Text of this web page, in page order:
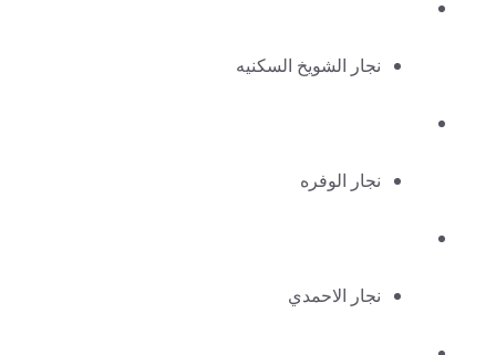
نجار الشويخ السكنيه
نجار الوفره
نجار الاحمدي